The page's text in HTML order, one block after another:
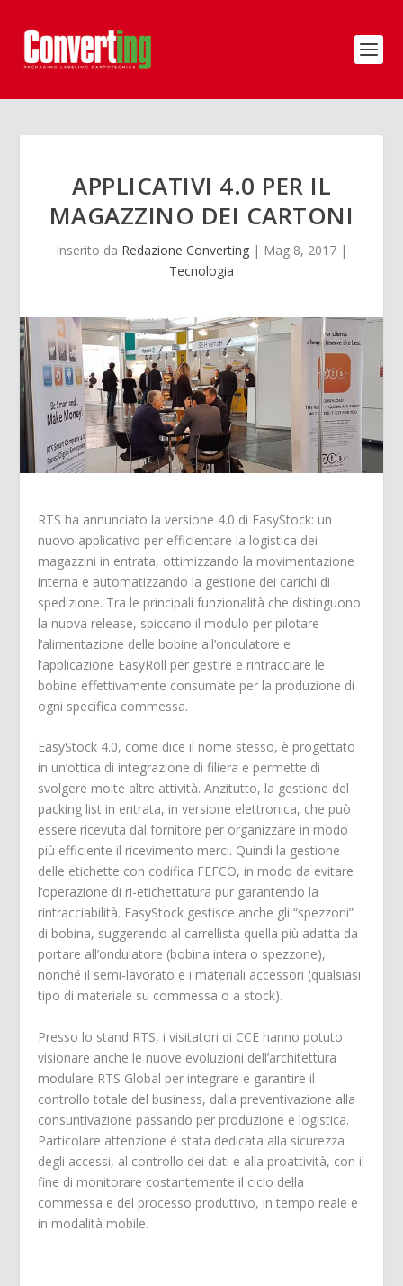
APPLICATIVI 4.0 PER IL
MAGAZZINO DEI CARTONI
Inserito da Redazione Converting | Mag 8, 2017 |
Tecnologia
RTS ha annunciato la versione 4.0 di EasyStock: un
nuovo applicativo per efficientare la logistica dei
magazzini in entrata, ottimizzando la movimentazione
interna e automatizzando la gestione dei carichi di
spedizione. Tra le principali funzionalità che distinguono
la nuova release, spiccano il modulo per pilotare
l’alimentazione delle bobine all’ondulatore e
l’applicazione EasyRoll per gestire e rintracciare le
bobine effettivamente consumate per la produzione di
ogni specifica commessa.
EasyStock 4.0, come dice il nome stesso, è progettato
in un’ottica di integrazione di filiera e permette di
svolgere molte altre attività. Anzitutto, la gestione del
packing list in entrata, in versione elettronica, che può
essere ricevuta dal fornitore per organizzare in modo
più efficiente il ricevimento merci. Quindi la gestione
delle etichette con codifica FEFCO, in modo da evitare
l’operazione di ri-etichettatura pur garantendo la
rintracciabilità. EasyStock gestisce anche gli “spezzoni”
di bobina, suggerendo al carrellista quella più adatta da
portare all’ondulatore (bobina intera o spezzone),
nonché il semi-lavorato e i materiali accessori (qualsiasi
tipo di materiale su commessa o a stock).
Presso lo stand RTS, i visitatori di CCE hanno potuto
visionare anche le nuove evoluzioni dell’architettura
modulare RTS Global per integrare e garantire il
controllo totale del business, dalla preventivazione alla
consuntivazione passando per produzione e logistica.
Particolare attenzione è stata dedicata alla sicurezza
degli accessi, al controllo dei dati e alla proattività, con il
fine di monitorare costantemente il ciclo della
commessa e del processo produttivo, in tempo reale e
in modalità mobile.